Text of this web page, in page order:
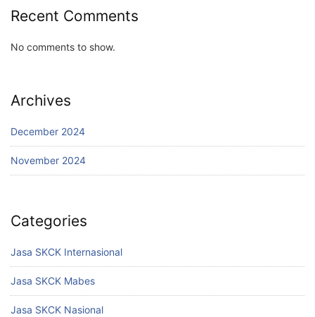
Recent Comments
No comments to show.
Archives
December 2024
November 2024
Categories
Jasa SKCK Internasional
Jasa SKCK Mabes
Jasa SKCK Nasional